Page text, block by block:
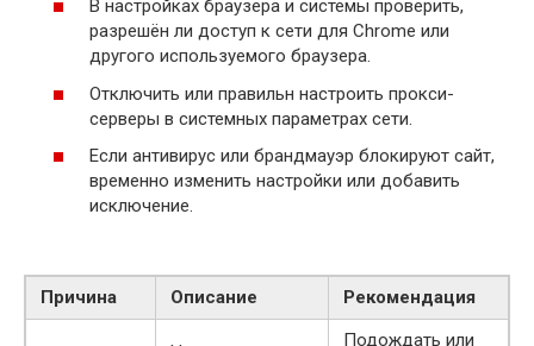
В настройках браузера и системы проверить,
разрешён ли доступ к сети для Chrome или
другого используемого браузера.
Отключить или правильн настроить прокси-
серверы в системных параметрах сети.
Если антивирус или брандмауэр блокируют сайт,
временно изменить настройки или добавить
исключение.
Причина Описание Рекомендация
Подождать или